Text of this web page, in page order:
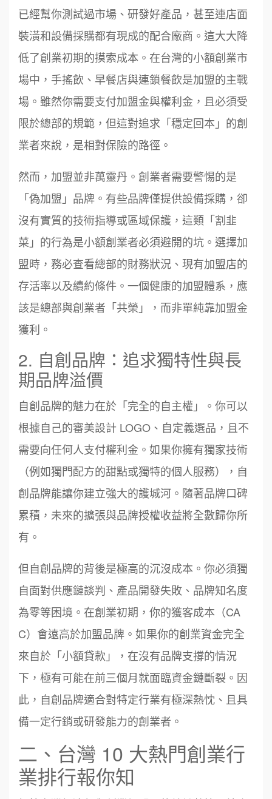
已經幫你測試過市場、研發好產品，甚至連店面
裝潢和設備採購都有現成的配合廠商。這大大降
低了創業初期的摸索成本。在台灣的小額創業市
場中，手搖飲、早餐店與連鎖餐飲是加盟的主戰
場。雖然你需要支付加盟金與權利金，且必須受
限於總部的規範，但這對追求「穩定回本」的創
業者來說，是相對保險的路徑。
然而，加盟並非萬靈丹。創業者需要警惕的是
「偽加盟」品牌。有些品牌僅提供設備採購，卻
沒有實質的技術指導或區域保護，這類「割韭
菜」的行為是小額創業者必須避開的坑。選擇加
盟時，務必查看總部的財務狀況、現有加盟店的
存活率以及續約條件。一個健康的加盟體系，應
該是總部與創業者「共榮」，而非單純靠加盟金
獲利。
2. 自創品牌：追求獨特性與長
期品牌溢價
自創品牌的魅力在於「完全的自主權」。你可以
根據自己的審美設計 LOGO、自定義選品，且不
需要向任何人支付權利金。如果你擁有獨家技術
（例如獨門配方的甜點或獨特的個人服務），自
創品牌能讓你建立強大的護城河。隨著品牌口碑
累積，未來的擴張與品牌授權收益將全數歸你所
有。
但自創品牌的背後是極高的沉沒成本。你必須獨
自面對供應鏈談判、產品開發失敗、品牌知名度
為零等困境。在創業初期，你的獲客成本（CA
C）會遠高於加盟品牌。如果你的創業資金完全
來自於「小額貸款」，在沒有品牌支撐的情況
下，極有可能在前三個月就面臨資金鏈斷裂。因
此，自創品牌適合對特定行業有極深熱忱、且具
備一定行銷或研發能力的創業者。
二、台灣 10 大熱門創業行
業排行報你知